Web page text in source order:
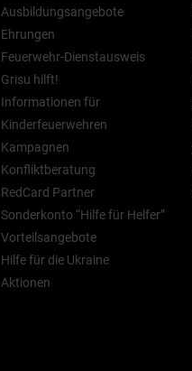
Ausbildungsangebote
Ehrungen
Feuerwehr-Dienstausweis
Grisu hilft!
Informationen für
Kinderfeuerwehren
Kampagnen
Konfliktberatung
RedCard Partner
Sonderkonto “Hilfe für Helfer”
Vorteilsangebote
Hilfe für die Ukraine
Aktionen